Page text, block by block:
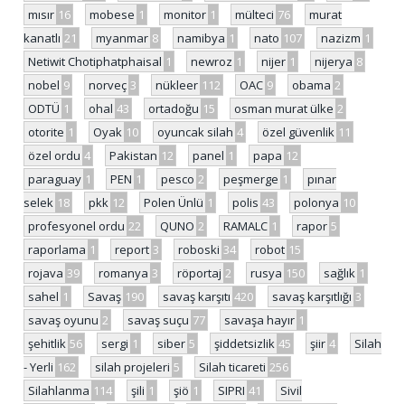
mısır 16 mobese 1 monitor 1 mülteci 76
murat
kanatlı 21 myanmar 8 namibya 1 nato 107 nazizm 1
Netiwit Chotiphatphaisal 1 newroz 1 nijer 1 nijerya 8
nobel 9 norveç 3 nükleer 112 OAC 9 obama 2
ODTÜ 1 ohal 43 ortadoğu 15 osman murat ülke 2
otorite 1 Oyak 10 oyuncak silah 4 özel güvenlik 11
özel ordu 4 Pakistan 12 panel 1 papa 12
paraguay 1 PEN 1 pesco 2 peşmerge 1
pınar
selek 18 pkk 12 Polen Ünlü 1 polis 43 polonya 10
profesyonel ordu 22 QUNO 2 RAMALC 1 rapor 5
raporlama 1 report 3 roboski 34 robot 15
rojava 39 romanya 3 röportaj 2 rusya 150 sağlık 1
sahel 1 Savaş 190 savaş karşıtı 420 savaş karşıtlığı 3
savaş oyunu 2 savaş suçu 77 savaşa hayır 1
şehitlik 56 sergi 1 siber 5 şiddetsizlik 45 şiir 4
Silah
- Yerli 162 silah projeleri 5 Silah ticareti 256
Silahlanma 114 şili 1 şiö 1 SIPRI 41
Sivil